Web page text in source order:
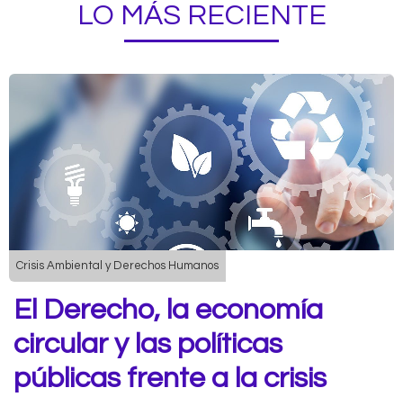
LO MÁS RECIENTE
Crisis Ambiental y Derechos Humanos
El Derecho, la economía
circular y las políticas
públicas frente a la crisis